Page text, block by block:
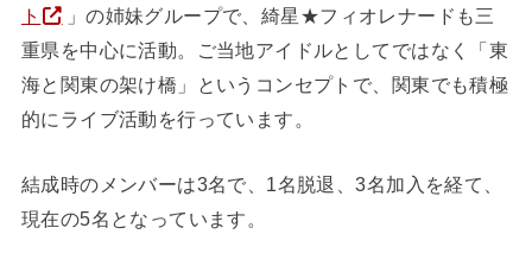
ト
」の姉妹グループで、綺星★フィオレナードも三
重県を中心に活動。ご当地アイドルとしてではなく「東
海と関東の架け橋」というコンセプトで、関東でも積極
的にライブ活動を行っています。
結成時のメンバーは3名で、1名脱退、3名加入を経て、
現在の5名となっています。